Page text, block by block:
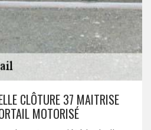
CLÔTURE 37 MAITRISE
MOTORISÉ